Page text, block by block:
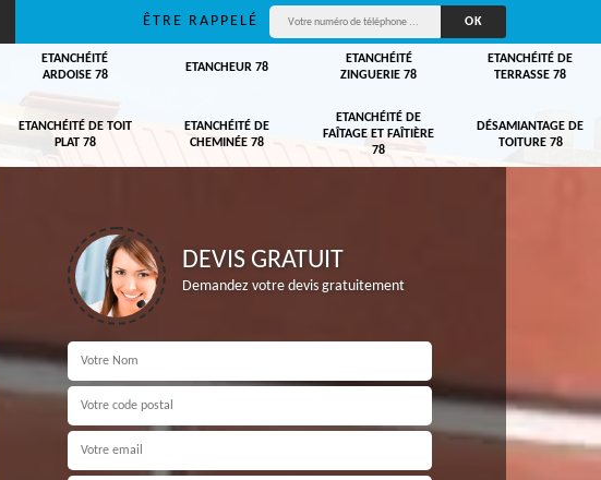
ÊTRE RAPPELÉ
ETANCHÉITÉ
ARDOISE 78
ETANCHEUR 78
ETANCHÉITÉ
ZINGUERIE 78
ETANCHÉITÉ DE
TERRASSE 78
ETANCHÉITÉ DE TOIT
PLAT 78
ETANCHÉITÉ DE
CHEMINÉE 78
ETANCHÉITÉ DE
FAÎTAGE ET FAÎTIÈRE
78
DÉSAMIANTAGE DE
TOITURE 78
DEVIS GRATUIT
Demandez votre devis gratuitement